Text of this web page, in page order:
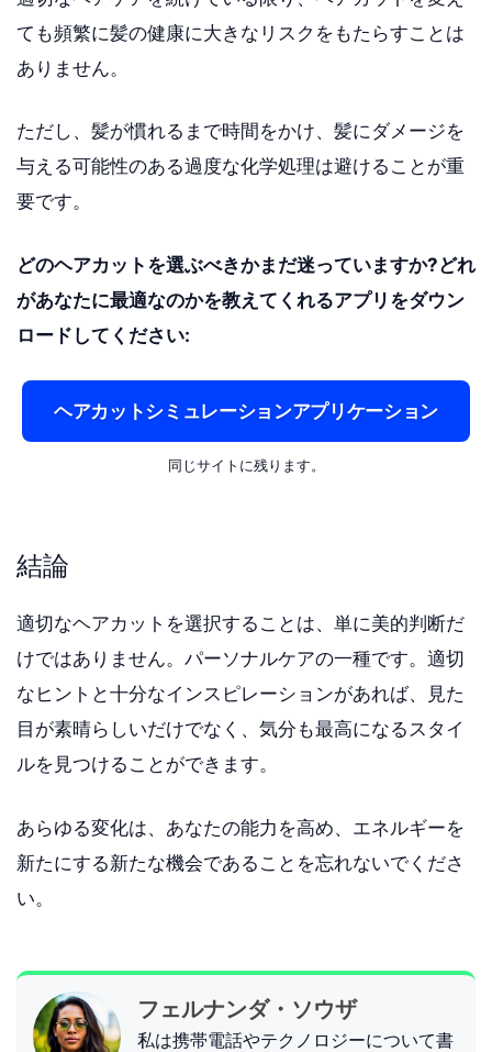
ても頻繁に髪の健康に大きなリスクをもたらすことは
ありません。
ただし、髪が慣れるまで時間をかけ、髪にダメージを
与える可能性のある過度な化学処理は避けることが重
要です。
どのヘアカットを選ぶべきかまだ迷っていますか?どれ
があなたに最適なのかを教えてくれるアプリをダウン
ロードしてください:
ヘアカットシミュレーションアプリケーション
同じサイトに残ります。
結論
適切なヘアカットを選択することは、単に美的判断だ
けではありません。パーソナルケアの一種です。適切
なヒントと十分なインスピレーションがあれば、見た
目が素晴らしいだけでなく、気分も最高になるスタイ
ルを見つけることができます。
あらゆる変化は、あなたの能力を高め、エネルギーを
新たにする新たな機会であることを忘れないでくださ
い。
フェルナンダ・ソウザ
私は携帯電話やテクノロジーについて書